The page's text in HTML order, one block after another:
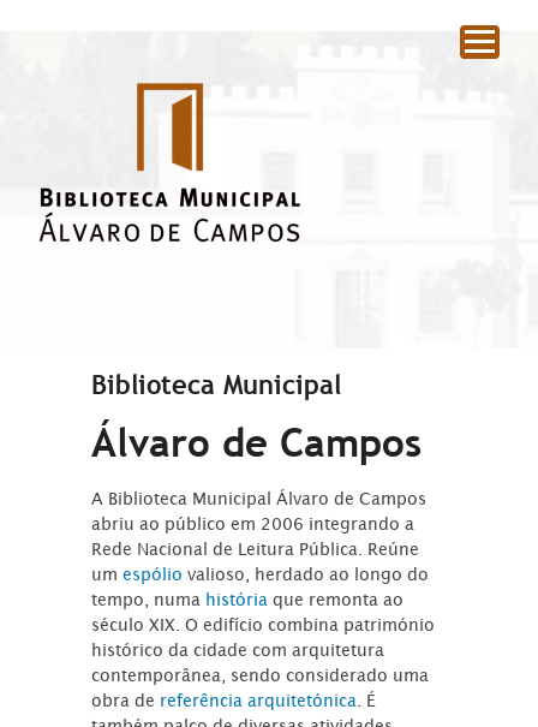
Biblioteca Municipal
Álvaro de Campos
A Biblioteca Municipal Álvaro de Campos
abriu ao público em 2006 integrando a
Rede Nacional de Leitura Pública. Reúne
umespóliovalioso, herdado ao longo do
tempo, numa história que remonta ao
século XIX. O edifício combina património
histórico da cidade com arquitetura
contemporânea, sendo considerado uma
obra de referência arquitetónica . É